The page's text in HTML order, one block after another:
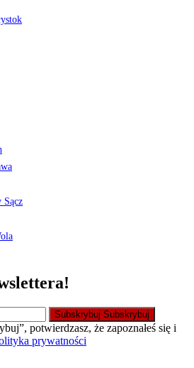
Sącz
Subskrybuj Subskrybuj
potwierdzasz, że zapoznałeś się i
prywatności